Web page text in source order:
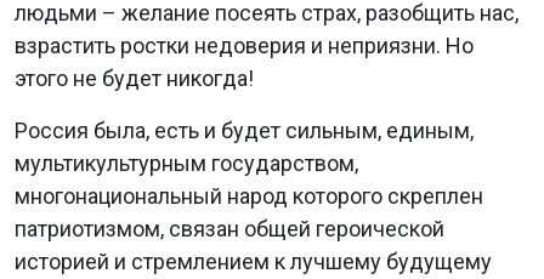
людьми – желание посеять страх, разобщить нас,
взрастить ростки недоверия и неприязни. Но
этого не будет никогда!
Россия была, есть и будет сильным, единым,
мультикультурным государством,
многонациональный народ которого скреплен
патриотизмом, связан общей героической
историей и стремлением к лучшему будущему